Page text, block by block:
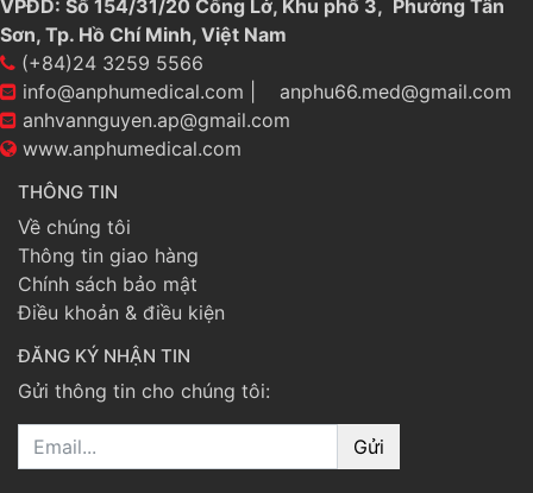
VPĐD: Số 154/31/20 Cống Lở, Khu phố 3, Phường Tân
Sơn, Tp. Hồ Chí Minh, Việt Nam
(+84)24 3259 5566
info@anphumedical.com
anphu66.med@gmail.com
anhvannguyen.ap@gmail.com
www.anphumedical.com
THÔNG TIN
Về chúng tôi
Thông tin giao hàng
Chính sách bảo mật
Điều khoản & điều kiện
ĐĂNG KÝ NHẬN TIN
Gửi thông tin cho chúng tôi:
Email